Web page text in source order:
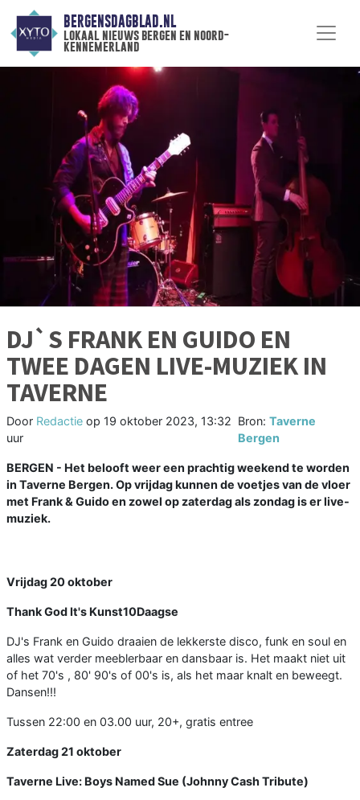
BERGENSDAGBLAD.NL
lokaal nieuws bergen en noord-
kennemerland
DJ`S FRANK EN GUIDO EN
TWEE DAGEN LIVE-MUZIEK IN
TAVERNE
Door Redactie op 19 oktober 2023, 13:32
uur
Bron:Taverne
Bergen
BERGEN - Het belooft weer een prachtig weekend te worden
in Taverne Bergen. Op vrijdag kunnen de voetjes van de vloer
met Frank & Guido en zowel op zaterdag als zondag is er live-
muziek.
Vrijdag 20 oktober
Thank God It's Kunst10Daagse
DJ's Frank en Guido draaien de lekkerste disco, funk en soul en
alles wat verder meeblerbaar en dansbaar is. Het maakt niet uit
of het 70's , 80' 90's of 00's is, als het maar knalt en beweegt.
Dansen!!!
Tussen 22:00 en 03.00 uur, 20+, gratis entree
Zaterdag 21 oktober
Taverne Live: Boys Named Sue (Johnny Cash Tribute)